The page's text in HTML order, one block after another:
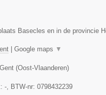
Basecles en in de provincie
| Google maps ▼
Gent(Oost-Vlaanderen)
-, BTW-nr: 0798432239